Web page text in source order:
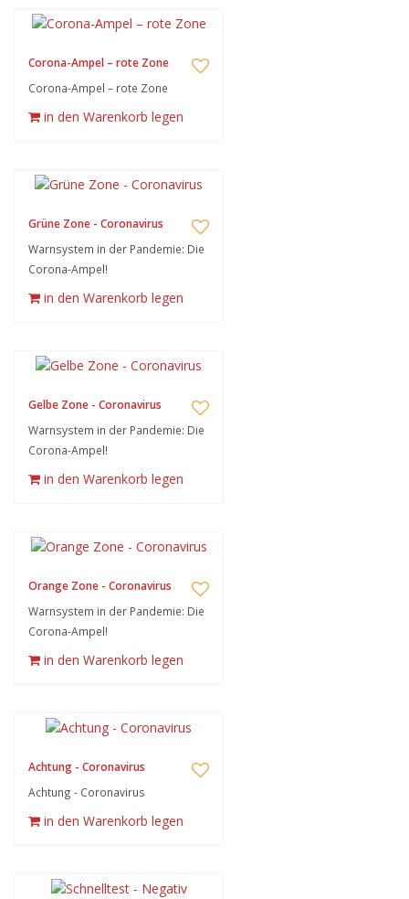
Corona-Ampel – rote Zone
Corona-Ampel – rote Zone
in den Warenkorb legen
Grüne Zone - Coronavirus
Warnsystem in der Pandemie: Die
Corona-Ampel!
in den Warenkorb legen
Gelbe Zone - Coronavirus
Warnsystem in der Pandemie: Die
Corona-Ampel!
in den Warenkorb legen
Orange Zone - Coronavirus
Warnsystem in der Pandemie: Die
Corona-Ampel!
in den Warenkorb legen
Achtung - Coronavirus
Achtung - Coronavirus
in den Warenkorb legen